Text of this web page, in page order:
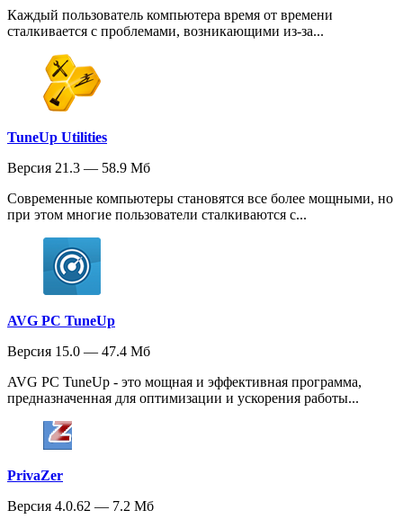
Каждый пользователь компьютера время от времени
сталкивается с проблемами, возникающими из-за...
TuneUp Utilities
Версия 21.3 — 58.9 Мб
Современные компьютеры становятся все более мощными, но
при этом многие пользователи сталкиваются с...
AVG PC TuneUp
Версия 15.0 — 47.4 Мб
AVG PC TuneUp - это мощная и эффективная программа,
предназначенная для оптимизации и ускорения работы...
PrivaZer
Версия 4.0.62 — 7.2 Мб